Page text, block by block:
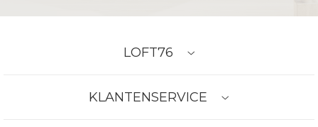
LOFT76
KLANTENSERVICE